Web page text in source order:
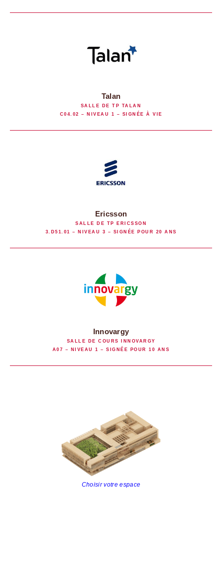
Talan
SALLE DE TP TALAN
C04.02 – NIVEAU 1 – SIGNÉE À VIE
Ericsson
SALLE DE TP ERICSSON
3.D51.01 – NIVEAU 3 – SIGNÉE POUR 20 ANS
Innovargy
SALLE DE COURS INNOVARGY
A07 – NIVEAU 1 – SIGNÉE POUR 10 ANS
Choisir votre espace